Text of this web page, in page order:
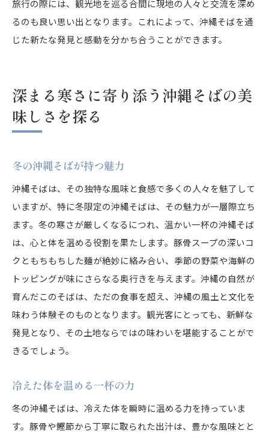
旅行の際には、観光地を巡る合間に現地の人々と交流を深め
るのも良い思い出となります。これによって、沖縄そばを通
じた新たな発見と感動を分かち合うことができます。
深まる寒さに寄り添う沖縄そばの美
味しさを探る
冬の沖縄そばが持つ魅力
沖縄そばは、その独特な風味と食感で多くの人々を魅了して
いますが、特に冬限定の沖縄そばは、その魅力が一層際立ち
ます。冬の寒さが厳しくなるにつれ、温かい一杯の沖縄そば
は、心と体を温める役割を果たします。豚骨スープの深いコ
クともちもちした麺が絶妙に絡み合い、季節の野菜や海鮮の
トッピングが味にさらなる奥行きを与えます。沖縄の自然が
育んだこのそばは、ただの食事を超え、沖縄の風土と文化を
味わう体験そのものとなります。観光客にとっても、新鮮な
発見となり、その土地ならではの味わいを堪能することがで
きるでしょう。
冷えた体を温める一杯の力
冬の沖縄そばは、冷えた体を瞬時に温める力を持っていま
す。豚骨や鰹節から丁寧に取られた出汁は、豊かな風味とと